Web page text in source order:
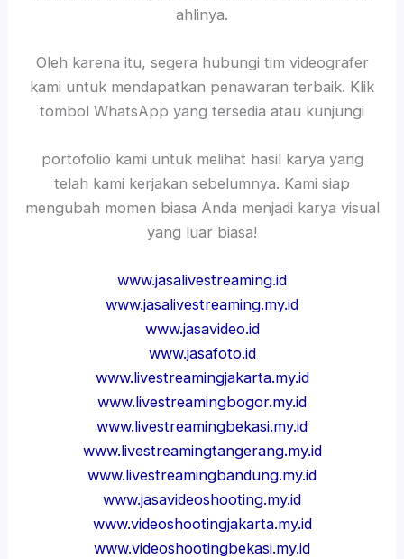
ahlinya.
Oleh karena itu, segera hubungi tim videografer
kami untuk mendapatkan penawaran terbaik. Klik
tombol WhatsApp yang tersedia atau kunjungi
portofolio kami untuk melihat hasil karya yang
telah kami kerjakan sebelumnya. Kami siap
mengubah momen biasa Anda menjadi karya visual
yang luar biasa!
www.jasalivestreaming.id
www.jasalivestreaming.my.id
www.jasavideo.id
www.jasafoto.id
www.livestreamingjakarta.my.id
www.livestreamingbogor.my.id
www.livestreamingbekasi.my.id
www.livestreamingtangerang.my.id
www.livestreamingbandung.my.id
www.jasavideoshooting.my.id
www.videoshootingjakarta.my.id
www.videoshootingbekasi.my.id